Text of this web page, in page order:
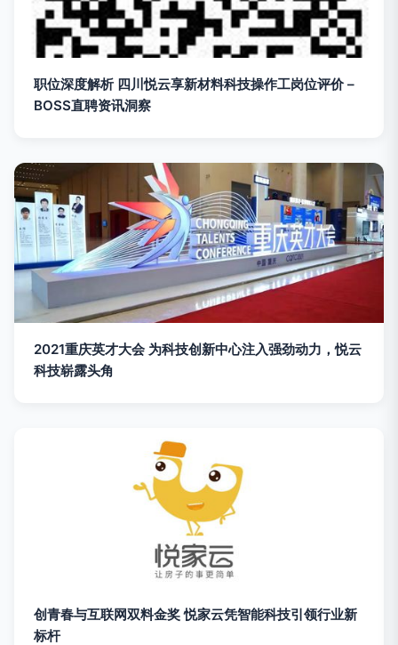
职位深度解析 四川悦云享新材料科技操作工岗位评价 –
BOSS直聘资讯洞察
2021重庆英才大会 为科技创新中心注入强劲动力，悦云
科技崭露头角
创青春与互联网双料金奖 悦家云凭智能科技引领行业新
标杆